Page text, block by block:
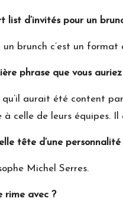
list d’invités pour un
un brunch c’est un
phrase que vous
qu’il aurait été content
à celle de leurs équipes.
tête d’une
Michel Serres.
rime avec ?